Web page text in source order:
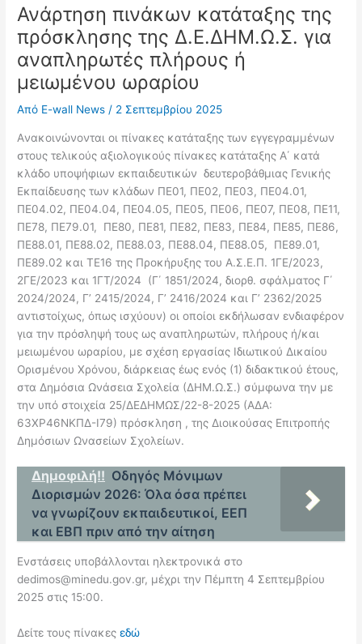
Ανάρτηση πινάκων κατάταξης της
πρόσκλησης της Δ.Ε.ΔΗΜ.Ω.Σ. για
αναπληρωτές πλήρους ή
μειωμένου ωραρίου
Από E-wall News / 2 Σεπτεμβρίου 2025
Aνακοινώνονται οι πίνακες κατάταξης των εγγεγραμμένων
στους τελικούς αξιολογικούς πίνακες κατάταξης Α΄ κατά
κλάδο υποψήφιων εκπαιδευτικών δευτεροβάθμιας Γενικής
Εκπαίδευσης των κλάδων ΠΕ01, ΠΕ02, ΠΕ03, ΠΕ04.01,
ΠΕ04.02, ΠΕ04.04, ΠΕ04.05, ΠΕ05, ΠΕ06, ΠΕ07, ΠΕ08, ΠΕ11,
ΠΕ78, ΠΕ79.01, ΠΕ80, ΠΕ81, ΠΕ82, ΠΕ83, ΠΕ84, ΠΕ85, ΠΕ86,
ΠΕ88.01, ΠΕ88.02, ΠΕ88.03, ΠΕ88.04, ΠΕ88.05, ΠΕ89.01,
ΠΕ89.02 και ΤΕ16 της Προκήρυξης του Α.Σ.Ε.Π. 1ΓΕ/2023,
2ΓΕ/2023 και 1ΓΤ/2024 (Γ΄ 1851/2024, διορθ. σφάλματος Γ΄
2024/2024, Γ’ 2415/2024, Γ’ 2416/2024 και Γ’ 2362/2025
αντιστοίχως, όπως ισχύουν) οι οποίοι εκδήλωσαν ενδιαφέρον
για την πρόσληψή τους ως αναπληρωτών, πλήρους ή/και
μειωμένου ωραρίου, με σχέση εργασίας Ιδιωτικού Δικαίου
Ορισμένου Χρόνου, διάρκειας έως ενός (1) διδακτικού έτους,
στα Δημόσια Ωνάσεια Σχολεία (ΔΗΜ.Ω.Σ.) σύμφωνα την με
την υπό στοιχεία 25/ΔΕΔΗΜΩΣ/22-8-2025 (ΑΔΑ:
63ΧΡ46ΝΚΠΔ-Ι79) πρόσκληση , της Διοικούσας Επιτροπής
Δημόσιων Ωνασείων Σχολείων.
Δημοφιλή!! Οδηγός Μόνιμων
Διορισμών 2026: Όλα όσα πρέπει
να γνωρίζουν εκπαιδευτικοί, ΕΕΠ
και ΕΒΠ πριν από την αίτηση
Ενστάσεις υποβάλλονται ηλεκτρονικά στο
dedimos@minedu.gov.gr, μέχρι την Πέμπτη 4 Σεπτεμβρίου
2025 στις 15:00.
Δείτε τους πίνακεςεδώ